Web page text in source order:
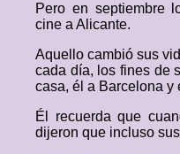
Pero en septiembre
cine a Alicante.
Aquello cambió sus
cada día, los fines de
casa, él a Barcelona y
Él recuerda que
dijeron que incluso